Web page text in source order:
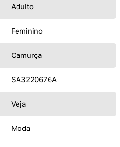
Adulto
Feminino
Camurça
SA3220676A
Veja
Moda